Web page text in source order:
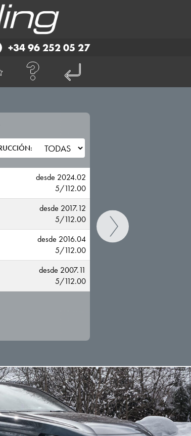
+34 96 252 05 27
desde 2024.02
5/112.00
desde 2017.12
5/112.00
desde 2016.04
5/112.00
desde 2007.11
5/112.00